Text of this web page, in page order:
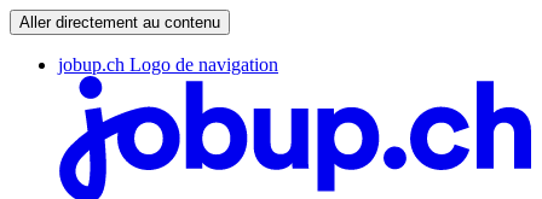
Aller directement au contenu
jobup.ch Logo de navigation